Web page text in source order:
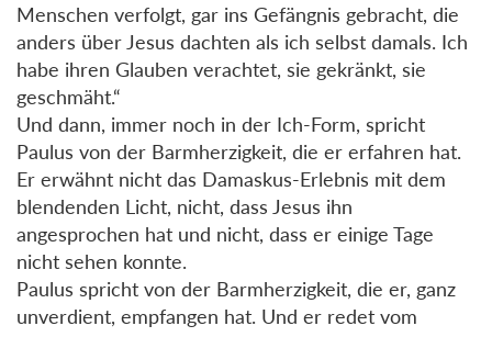
Menschen verfolgt, gar ins Gefängnis gebracht, die
anders über Jesus dachten als ich selbst damals. Ich
habe ihren Glauben verachtet, sie gekränkt, sie
geschmäht.“
Und dann, immer noch in der Ich-Form, spricht
Paulus von der Barmherzigkeit, die er erfahren hat.
Er erwähnt nicht das Damaskus-Erlebnis mit dem
blendenden Licht, nicht, dass Jesus ihn
angesprochen hat und nicht, dass er einige Tage
nicht sehen konnte.
Paulus spricht von der Barmherzigkeit, die er, ganz
unverdient, empfangen hat. Und er redet vom